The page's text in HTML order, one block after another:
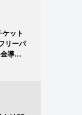
ット
リーパ
導入